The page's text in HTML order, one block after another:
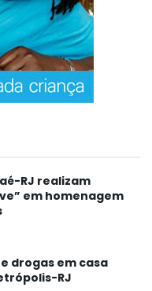
RJ realizam
em homenagem
drogas em casa
RJ